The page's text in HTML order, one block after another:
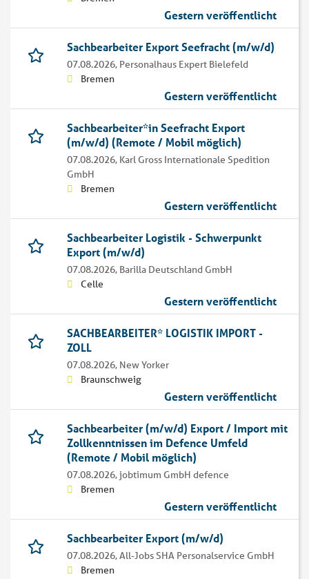
Gestern veröffentlicht
Sachbearbeiter Export Seefracht (m/w/d)
07.08.2026, Personalhaus Expert Bielefeld
Bremen
Gestern veröffentlicht
Sachbearbeiter*in Seefracht Export
(m/w/d) (Remote / Mobil möglich)
07.08.2026, Karl Gross Internationale Spedition
GmbH
Bremen
Gestern veröffentlicht
Sachbearbeiter Logistik - Schwerpunkt
Export (m/w/d)
07.08.2026, Barilla Deutschland GmbH
Celle
Gestern veröffentlicht
SACHBEARBEITER* LOGISTIK IMPORT -
ZOLL
07.08.2026, New Yorker
Braunschweig
Gestern veröffentlicht
Sachbearbeiter (m/w/d) Export / Import mit
Zollkenntnissen im Defence Umfeld
(Remote / Mobil möglich)
07.08.2026,jobtimum GmbH defence
Bremen
Gestern veröffentlicht
Sachbearbeiter Export (m/w/d)
07.08.2026,All-Jobs SHA Personalservice GmbH
Bremen